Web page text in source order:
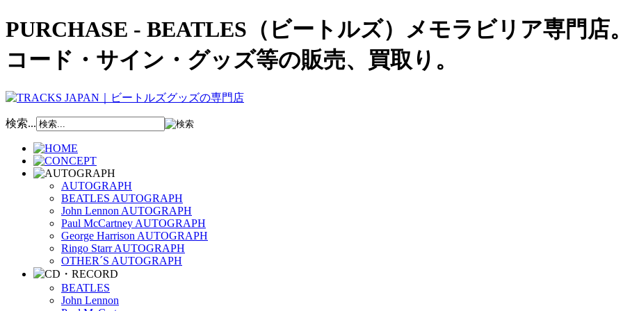
PURCHASE - BEATLES（ビートルズ）メモラビリア専門店
コード・サイン・グッズ等の販売、買取り。
検索...
AUTOGRAPH
BEATLES AUTOGRAPH
John Lennon AUTOGRAPH
Paul McCartney AUTOGRAPH
George Harrison AUTOGRAPH
Ringo Starr AUTOGRAPH
OTHER´S AUTOGRAPH
BEATLES
John Lennon